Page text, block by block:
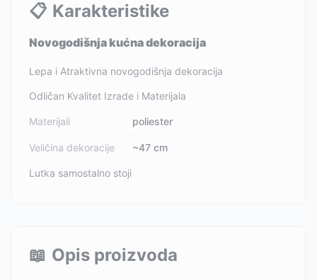
📋 Karakteristike
Novogodišnja kućna dekoracija
Lepa i Atraktivna novogodišnja dekoracija
Odličan Kvalitet Izrade i Materijala
Materijali poliester
Veličina dekoracije ~47 cm
Lutka samostalno stoji
📖 Opis proizvoda